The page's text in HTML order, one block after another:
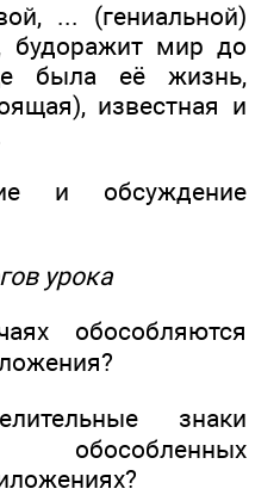
... (гениальной)
будоражит мир до
была её жизнь,
известная и
и обсуждение
урока
обособляются
знаки
обособленных